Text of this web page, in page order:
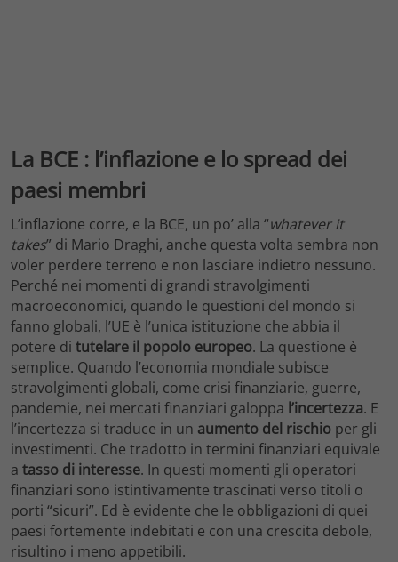
La BCE : l’inflazione e lo spread dei
paesi membri
L’inflazione corre, e la BCE, un po’ alla “whatever it
takes” di Mario Draghi, anche questa volta sembra non
voler perdere terreno e non lasciare indietro nessuno.
Perché nei momenti di grandi stravolgimenti
macroeconomici, quando le questioni del mondo si
fanno globali, l’UE è l’unica istituzione che abbia il
potere di tutelare il popolo europeo. La questione è
semplice. Quando l’economia mondiale subisce
stravolgimenti globali, come crisi finanziarie, guerre,
pandemie, nei mercati finanziari galoppa l’incertezza. E
l’incertezza si traduce in un aumento del rischio per gli
investimenti. Che tradotto in termini finanziari equivale
a tasso di interesse. In questi momenti gli operatori
finanziari sono istintivamente trascinati verso titoli o
porti “sicuri”. Ed è evidente che le obbligazioni di quei
paesi fortemente indebitati e con una crescita debole,
risultino i meno appetibili.